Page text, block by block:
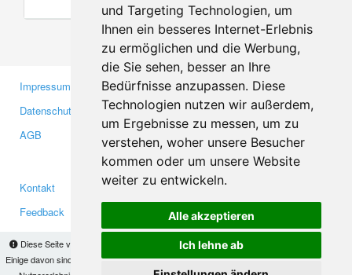
und Targeting Technologien, um
Ihnen ein besseres Internet-Erlebnis
zu ermöglichen und die Werbung,
die Sie sehen, besser an Ihre
Bedürfnisse anzupassen. Diese
Technologien nutzen wir außerdem,
um Ergebnisse zu messen, um zu
verstehen, woher unsere Besucher
kommen oder um unsere Website
weiter zu entwickeln.
Alle akzeptieren
Ich lehne ab
Diese Seite verwendet Cookies, um Informationen auf Ihrem Computer zu speichern.
Einige davon sind notwendig, damit unsere Seite funktioniert, andere helfen uns dabei, das
Impressum
Datenschutzerklärung
AGB
Gewerbetreibende
Investoren
Medien
Kontakt
Feedback
Facebook
Twitter
YouTube
Google+